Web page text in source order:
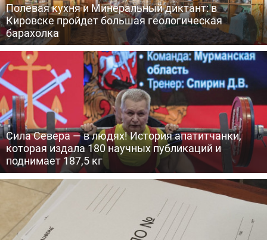
Полевая кухня и Минеральный диктант: в
Кировске пройдет большая геологическая
барахолка
Сила Севера — в людях! История апатитчанки,
которая издала 180 научных публикаций и
поднимает 187,5 кг